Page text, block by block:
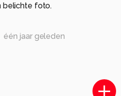
belichte foto.
één jaar geleden